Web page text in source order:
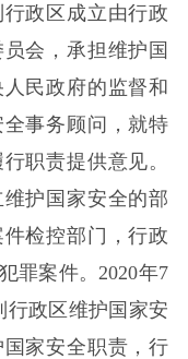
政区成立由行政
会，承担维护国
民政府的监督和
事务顾问，就特
职责提供意见。
护国家安全的部
检控部门，行政
罪案件。2020年7
行政区维护国家安
家安全职责，行